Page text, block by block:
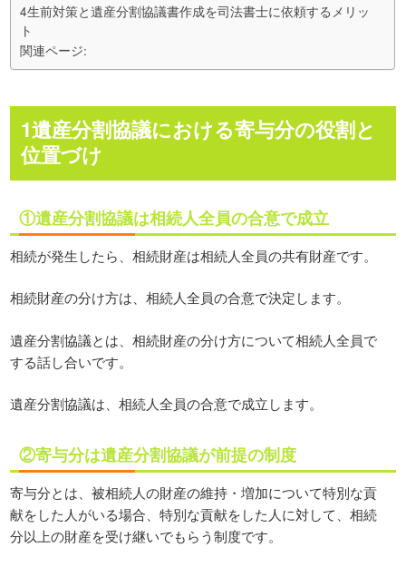
4生前対策と遺産分割協議書作成を司法書士に依頼するメリッ
ト
関連ページ:
1遺産分割協議における寄与分の役割と
位置づけ
①遺産分割協議は相続人全員の合意で成立
相続が発生したら、相続財産は相続人全員の共有財産です。
相続財産の分け方は、相続人全員の合意で決定します。
遺産分割協議とは、相続財産の分け方について相続人全員で
する話し合いです。
遺産分割協議は、相続人全員の合意で成立します。
②寄与分は遺産分割協議が前提の制度
寄与分とは、被相続人の財産の維持・増加について特別な貢
献をした人がいる場合、特別な貢献をした人に対して、相続
分以上の財産を受け継いでもらう制度です。